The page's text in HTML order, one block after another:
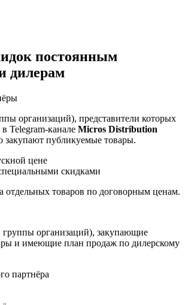
постоянным
дилерам
организаций), представители которых
Telegram-канале Micros Distribution
закупают публикуемые товары.
цене
скидками
отдельных товаров по договорным ценам.
организаций), закупающие
и имеющие план продаж по дилерскому
партнёра